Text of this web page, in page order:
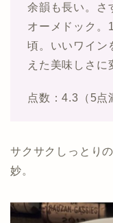
余韻も長い。さ
オーメドック。
頃。いいワイン
えた美味しさに
点数：4.3（5点
サクサクしっとり
妙。